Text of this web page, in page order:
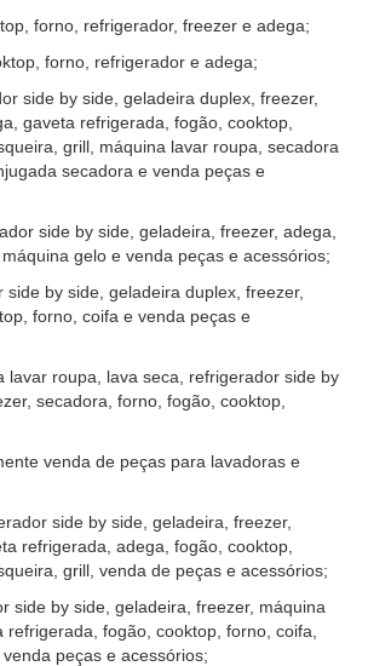
forno, refrigerador, freezer e adega;
forno, refrigerador e adega;
side by side, geladeira duplex, freezer,
gaveta refrigerada, fogão, cooktop,
grill, máquina lavar roupa, secadora
secadora e venda peças e
side by side, geladeira, freezer, adega,
gelo e venda peças e acessórios;
side by side, geladeira duplex, freezer,
forno, coifa e venda peças e
lavar roupa, lava seca, refrigerador side by
secadora, forno, fogão, cooktop,
venda de peças para lavadoras e
side by side, geladeira, freezer,
refrigerada, adega, fogão, cooktop,
grill, venda de peças e acessórios;
side by side, geladeira, freezer, máquina
refrigerada, fogão, cooktop, forno, coifa,
peças e acessórios;